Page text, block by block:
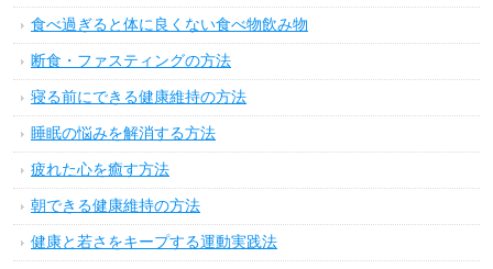
食べ過ぎると体に良くない食べ物飲み物
断食・ファスティングの方法
寝る前にできる健康維持の方法
睡眠の悩みを解消する方法
疲れた心を癒す方法
朝できる健康維持の方法
健康と若さをキープする運動実践法